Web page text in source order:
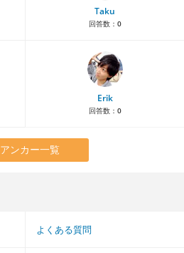
Taku
回答数： 0
Erik
回答数： 0
アンカー一覧
よくある質問